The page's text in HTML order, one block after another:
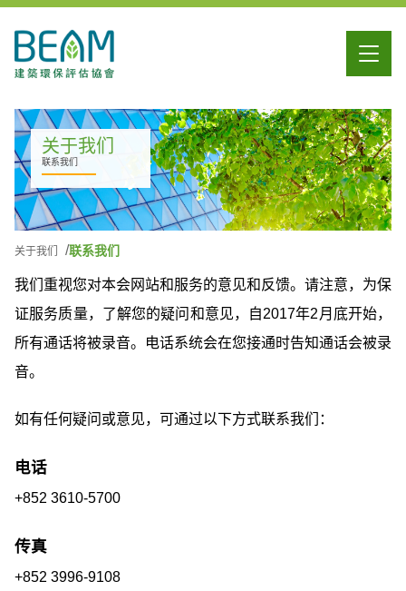
关于我们
联系我们
关于我们 联系我们
我们重视您对本会网站和服务的意见和反馈。请注意，为保
证服务质量，了解您的疑问和意见，自2017年2月底开始，
所有通话将被录音。电话系统会在您接通时告知通话会被录
音。
如有任何疑问或意见，可通过以下方式联系我们：
电话
+852 3610-5700
传真
+852 3996-9108